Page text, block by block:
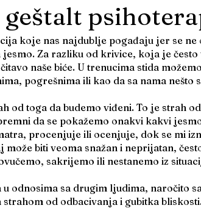
geštalt
koje nas najdublje pogađaju jer se ne
jesmo. Za razliku od krivice, koja je
naše biće. U trenucima stida
pogrešnima ili kao da sa nama nešto
od toga da budemo viđeni. To je strah
da se pokažemo onakvi kakvi
procenjuje ili ocenjuje, dok se mi
može biti veoma snažan i neprijatan,
sakrijemo ili nestanemo iz
odnosima sa drugim ljudima, naročito
strahom od odbacivanja i gubitka